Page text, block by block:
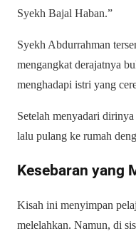
Syekh Bajal Haban.”
Syekh Abdurrahman
mengangkat derajatnya
menghadapi istri yang
Setelah menyadari
lalu pulang ke rumah
Kesebaran yang
Kisah ini menyimpan
melelahkan. Namun, di